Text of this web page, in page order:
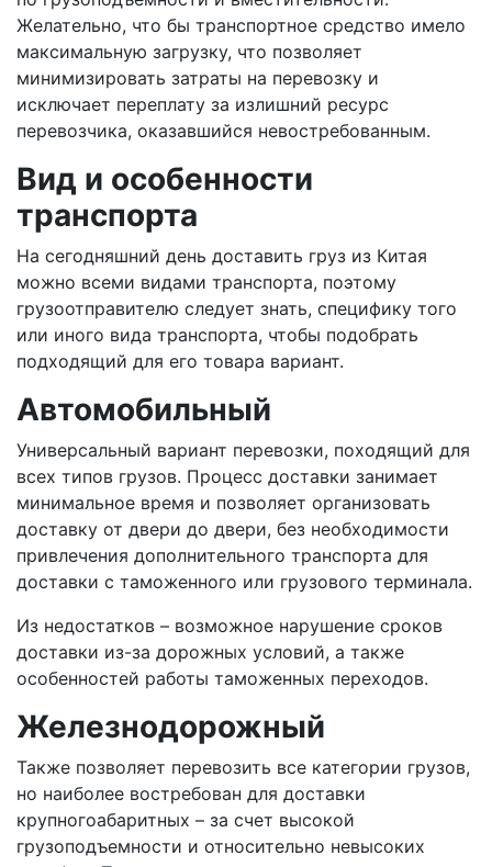
Желательно, что бы транспортное средство имело
максимальную загрузку, что позволяет
минимизировать затраты на перевозку и
исключает переплату за излишний ресурс
перевозчика, оказавшийся невостребованным.
Вид и особенности
транспорта
На сегодняшний день доставить груз из Китая
можно всеми видами транспорта, поэтому
грузоотправителю следует знать, специфику того
или иного вида транспорта, чтобы подобрать
подходящий для его товара вариант.
Автомобильный
Универсальный вариант перевозки, походящий для
всех типов грузов. Процесс доставки занимает
минимальное время и позволяет организовать
доставку от двери до двери, без необходимости
привлечения дополнительного транспорта для
доставки с таможенного или грузового терминала.
Из недостатков – возможное нарушение сроков
доставки из-за дорожных условий, а также
особенностей работы таможенных переходов.
Железнодорожный
Также позволяет перевозить все категории грузов,
но наиболее востребован для доставки
крупногоабаритных – за счет высокой
грузоподъемности и относительно невысоких